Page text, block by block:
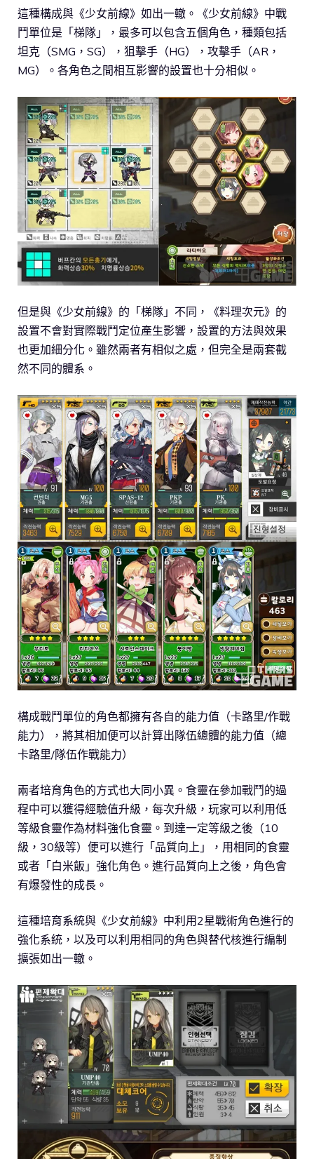
這種構成與《少女前線》如出一轍。《少女前線》中戰
鬥單位是「梯隊」，最多可以包含五個角色，種類包括
坦克（SMG，SG），狙擊手（HG），攻擊手（AR，
MG）。各角色之間相互影響的設置也十分相似。
但是與《少女前線》的「梯隊」不同，《料理次元》的
設置不會對實際戰鬥定位產生影響，設置的方法與效果
也更加細分化。雖然兩者有相似之處，但完全是兩套截
然不同的體系。
構成戰鬥單位的角色都擁有各自的能力值（卡路里/作戰
能力），將其相加便可以計算出隊伍總體的能力值（總
卡路里/隊伍作戰能力）
兩者培育角色的方式也大同小異。食靈在參加戰鬥的過
程中可以獲得經驗值升級，每次升級，玩家可以利用低
等級食靈作為材料強化食靈。到達一定等級之後（10
級，30級等）便可以進行「品質向上」，用相同的食靈
或者「白米飯」強化角色。進行品質向上之後，角色會
有爆發性的成長。
這種培育系統與《少女前線》中利用2星戰術角色進行的
強化系統，以及可以利用相同的角色與替代核進行編制
擴張如出一轍。